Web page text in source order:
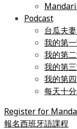
Podcast
台瓜夫
我的第
我的第
我的第
我的第
每天十
Register for
報名西班牙語課程